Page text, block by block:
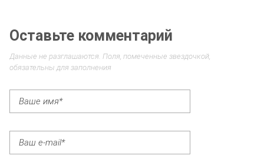
Оставьте комментарий
Данные не разглашаются. Поля, помеченные звездочкой,
обязательны для заполнения